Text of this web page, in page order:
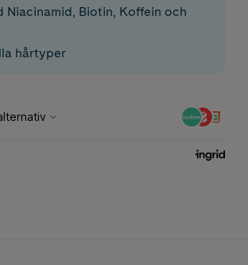
Niacinamid, Biotin, Koffein och
hårtyper